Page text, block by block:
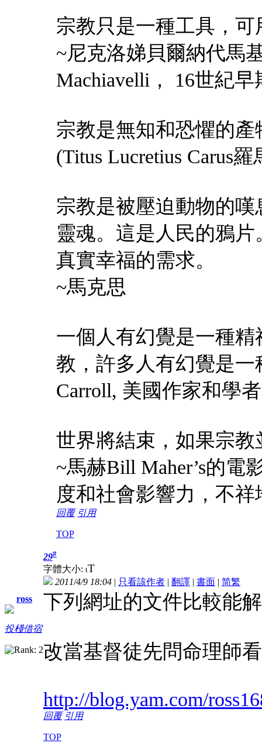
宗教只是一種工具，
~尼克洛娣貝爾納代馬
Machiavelli， 16世紀
宗教是無知和恐懼的
(Titus Lucretius Carus
宗教是被壓迫動物的
靈魂。這是人民的鴉
真實幸福的需求。
~馬克思
一個人有幻覺是一種
教，許多人有幻覺是一
Carroll, 美國作家和學者
世界將結束，如果宗教
~馬赫Bill Maher’s的電
度和社會影響力，不祥
回覆 引用
TOP
ross
投棧借宿
29#
字體大小: tT
2011/4/9 18:04 | 只看該作者 | 翻譯 | 書面 | 简繁
下列網址的文件比較能
改當基督徒先問命理師
http://blog.yam.com/
回覆 引用
TOP